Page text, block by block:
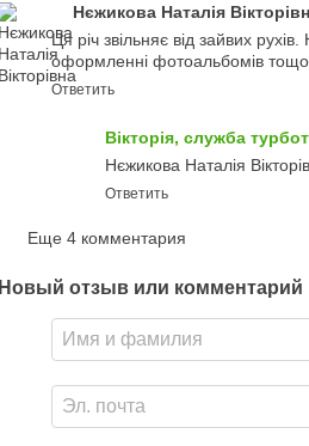
Нєжикова Наталія
Ця річ звільняє від зайвих
оформленні фотоальбомів тощо.
Ответить
Вікторія, служба
Нєжикова Наталія
Ответить
Еще 4 комментария
Новый отзыв или комментарий